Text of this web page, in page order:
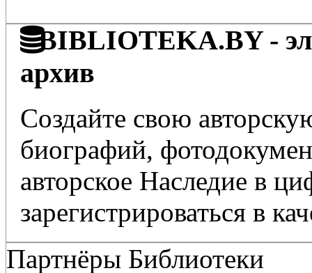
BIBLIOTEKA.BY -
архив
Создайте свою
биографий,
авторское Наследие в
зарегистрироваться в
Партнёры Библиотеки